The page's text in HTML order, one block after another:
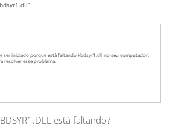
ser iniciado porque está faltando kbdsyr1.dll no seu computador.
resolver esse problema.
está faltando?